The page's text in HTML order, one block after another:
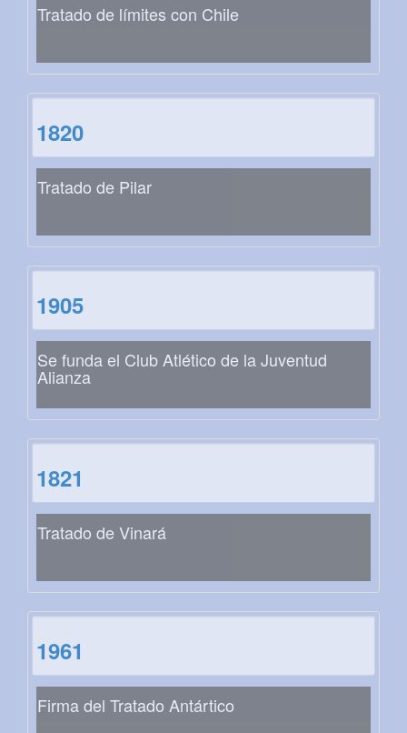
Tratado de límites con Chile
1820
Tratado de Pilar
1905
Se funda el Club Atlético de la Juventud
Alianza
1821
Tratado de Vinará
1961
Firma del Tratado Antártico